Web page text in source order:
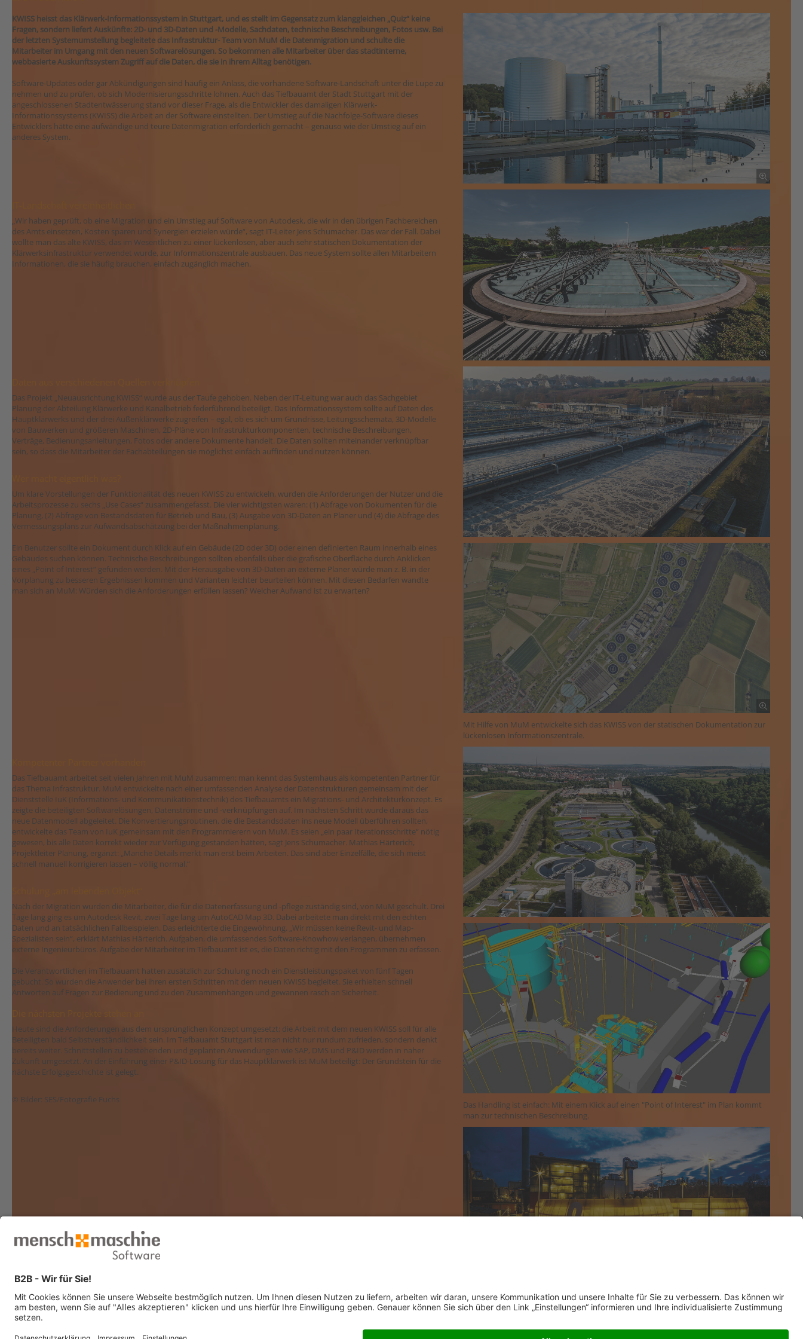
KWISS heisst das Klärwerk-Informationssystem in Stuttgart, und es stellt im Gegensatz zum klanggleichen „Quiz“ keine
Fragen, sondern liefert Auskünfte: 2D- und 3D-Daten und -Modelle, Sachdaten, technische Beschreibungen, Fotos usw. Bei
der letzten Systemumstellung begleitete das Infrastruktur- Team von MuM die Datenmigration und schulte die
Mitarbeiter im Umgang mit den neuen Softwarelösungen. So bekommen alle Mitarbeiter über das stadtinterne,
webbasierte Auskunftssystem Zugriff auf die Daten, die sie in ihrem Alltag benötigen.
Software-Updates oder gar Abkündigungen sind häufig ein Anlass, die vorhandene Software-Landschaft unter die Lupe zu
nehmen und zu prüfen, ob sich Modernisierungsschritte lohnen. Auch das Tiefbauamt der Stadt Stuttgart mit der
angeschlossenen Stadtentwässerung stand vor dieser Frage, als die Entwickler des damaligen Klärwerk-
Informationssystems (KWISS) die Arbeit an der Software einstellten. Der Umstieg auf die Nachfolge-Software dieses
Entwicklers hätte eine aufwändige und teure Datenmigration erforderlich gemacht – genauso wie der Umstieg auf ein
anderes System.
„Wir haben geprüft, ob eine Migration und ein Umstieg auf Software von Autodesk, die wir in den übrigen Fachbereichen
des Amts einsetzen, Kosten sparen und Synergien erzielen würde“, sagt IT-Leiter Jens Schumacher. Das war der Fall. Dabei
wollte man das alte KWISS, das im Wesentlichen zu einer lückenlosen, aber auch sehr statischen Dokumentation der
Klärwerksinfrastruktur verwendet wurde, zur Informationszentrale ausbauen. Das neue System sollte allen Mitarbeitern
Informationen, die sie häufig brauchen, einfach zugänglich machen.
Das Projekt „Neuausrichtung KWISS“ wurde aus der Taufe gehoben. Neben der IT-Leitung war auch das Sachgebiet
Planung der Abteilung Klärwerke und Kanalbetrieb federführend beteiligt. Das Informationssystem sollte auf Daten des
Hauptklärwerks und der drei Außenklärwerke zugreifen – egal, ob es sich um Grundrisse, Leitungsschemata, 3D-Modelle
von Bauwerken und größeren Maschinen, 2D-Pläne von Infrastrukturkomponenten, technische Beschreibungen,
Verträge, Bedienungsanleitungen, Fotos oder andere Dokumente handelt. Die Daten sollten miteinander verknüpfbar
sein, so dass die Mitarbeiter der Fachabteilungen sie möglichst einfach auffinden und nutzen können.
Um klare Vorstellungen der Funktionalität des neuen KWISS zu entwickeln, wurden die Anforderungen der Nutzer und die
Arbeitsprozesse zu sechs „Use Cases“ zusammengefasst. Die vier wichtigsten waren: (1) Abfrage von Dokumenten für die
Planung, (2) Abfrage von Bestandsdaten für Betrieb und Bau, (3) Ausgabe von 3D-Daten an Planer und (4) die Abfrage des
Vermessungsplans zur Aufwandsabschätzung bei der Maßnahmenplanung.
Ein Benutzer sollte ein Dokument durch Klick auf ein Gebäude (2D oder 3D) oder einen definierten Raum innerhalb eines
Gebäudes suchen können. Technische Beschreibungen sollten ebenfalls über die grafische Oberfläche durch Anklicken
eines „Point of Interest“ gefunden werden. Mit der Herausgabe von 3D-Daten an externe Planer würde man z. B. in der
Vorplanung zu besseren Ergebnissen kommen und Varianten leichter beurteilen können. Mit diesen Bedarfen wandte
man sich an MuM: Würden sich die Anforderungen erfüllen lassen? Welcher Aufwand ist zu erwarten?
Mit Hilfe von MuM entwickelte sich das KWISS von der statischen Dokumentation zur
lückenlosen Informationszentrale.
Das Tiefbauamt arbeitet seit vielen Jahren mit MuM zusammen; man kennt das Systemhaus als kompetenten Partner für
das Thema Infrastruktur. MuM entwickelte nach einer umfassenden Analyse der Datenstrukturen gemeinsam mit der
Dienststelle IuK (Informations- und Kommunikationstechnik) des Tiefbauamts ein Migrations- und Architekturkonzept. Es
zeigte die beteiligten Softwarelösungen, Datenströme und -verknüpfungen auf. Im nächsten Schritt wurde daraus das
neue Datenmodell abgeleitet. Die Konvertierungsroutinen, die die Bestandsdaten ins neue Modell überführen sollten,
entwickelte das Team von IuK gemeinsam mit den Programmierern von MuM. Es seien „ein paar Iterationsschritte“ nötig
gewesen, bis alle Daten korrekt wieder zur Verfügung gestanden hätten, sagt Jens Schumacher. Mathias Härterich,
Projektleiter Planung, ergänzt: „Manche Details merkt man erst beim Arbeiten. Das sind aber Einzelfälle, die sich meist
schnell manuell korrigieren lassen – völlig normal.“
Nach der Migration wurden die Mitarbeiter, die für die Datenerfassung und -pflege zuständig sind, von MuM geschult. Drei
Tage lang ging es um Autodesk Revit, zwei Tage lang um AutoCAD Map 3D. Dabei arbeitete man direkt mit den echten
Daten und an tatsächlichen Fallbeispielen. Das erleichterte die Eingewöhnung. „Wir müssen keine Revit- und Map-
Spezialisten sein“, erklärt Mathias Härterich. Aufgaben, die umfassendes Software-Knowhow verlangen, übernehmen
externe Ingenieurbüros. Aufgabe der Mitarbeiter im Tiefbauamt ist es, die Daten richtig mit den Programmen zu erfassen.
Die Verantwortlichen im Tiefbauamt hatten zusätzlich zur Schulung noch ein Dienstleistungspaket von fünf Tagen
gebucht. So wurden die Anwender bei ihren ersten Schritten mit dem neuen KWISS begleitet. Sie erhielten schnell
Antworten auf Fragen zur Bedienung und zu den Zusammenhängen und gewannen rasch an Sicherheit.
Heute sind die Anforderungen aus dem ursprünglichen Konzept umgesetzt; die Arbeit mit dem neuen KWISS soll für alle
Beteiligten bald Selbstverständlichkeit sein. Im Tiefbauamt Stuttgart ist man nicht nur rundum zufrieden, sondern denkt
bereits weiter. Schnittstellen zu bestehenden und geplanten Anwendungen wie SAP, DMS und P&ID werden in naher
Zukunft umgesetzt. An der Einführung einer P&ID-Lösung für das Hauptklärwerk ist MuM beteiligt: Der Grundstein für die
nächste Erfolgsgeschichte ist gelegt.
© Bilder: SES/Fotografie Fuchs
Das Handling ist einfach: Mit einem Klick auf einen "Point of Interest" im Plan kommt
man zur technischen Beschreibung.